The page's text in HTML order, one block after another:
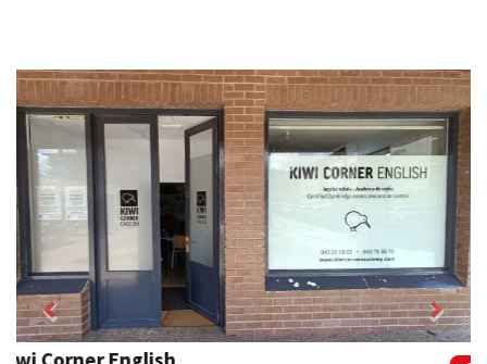
Previous Next